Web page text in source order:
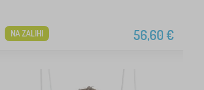
56,60€
NA ZALIHI